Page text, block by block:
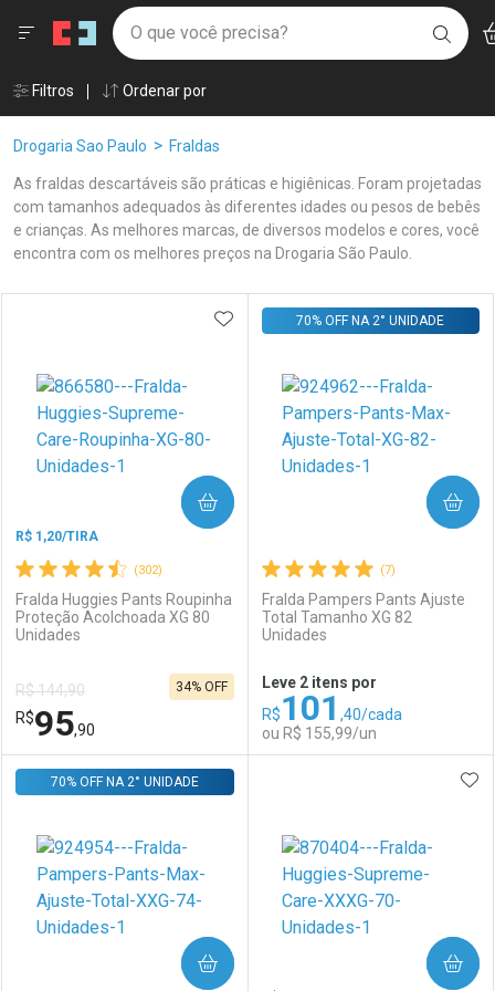
Drogaria São Paulo
Ir direto para a home
pela página
Ir direto para o conteúdo
Ir direto para a conta
Ir direto para a notificações
Ir direto para o carrinho
Ir direto para o menu
O que você precisa?
Menu
Breadcrumb
Drogaria Sao Paulo Fraldas
As fraldas descartáveis são práticas e higiênicas. Foram projetadas
com tamanhos adequados às diferentes idades ou pesos de bebês
e crianças. As melhores marcas, de diversos modelos e cores, você
encontra com os melhores preços na Drogaria São Paulo.
Linkagens Internas em Destaque
Promoções em Destaque
(302)
R$ 1,20/TIRA
Fralda Huggies Pants Roupinha
Proteção Acolchoada XG 80
Unidades
R$ 144,90
R$95,90
34% OFF
ADICIONAR AOS FAVORITOS
COMPRAR
Laboratório
Por Menos
(7)
Fralda Pampers Pants Ajuste
Total Tamanho XG 82
Unidades
70% OFF NA 2° UNIDADE
Leve 2 itens por
R$101 ,40/cada
ou R$ 155,99/un
COMPRAR
Laboratório
Por Menos
70% OFF NA 2° UNIDADE
COMPRAR COMPRAR
Âncoras
Filtros Ordenar por